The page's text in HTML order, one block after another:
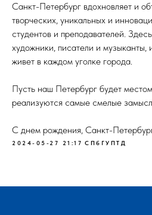
Санкт-Петербург вдохновляет и
творческих, уникальных и
студентов и преподавателей.
художники, писатели и музыканты,
живет в каждом уголке города.
Пусть наш Петербург будет
реализуются самые смелые
С днем рождения, Санкт-
2024-05-27 21:17 СПбГУПТД